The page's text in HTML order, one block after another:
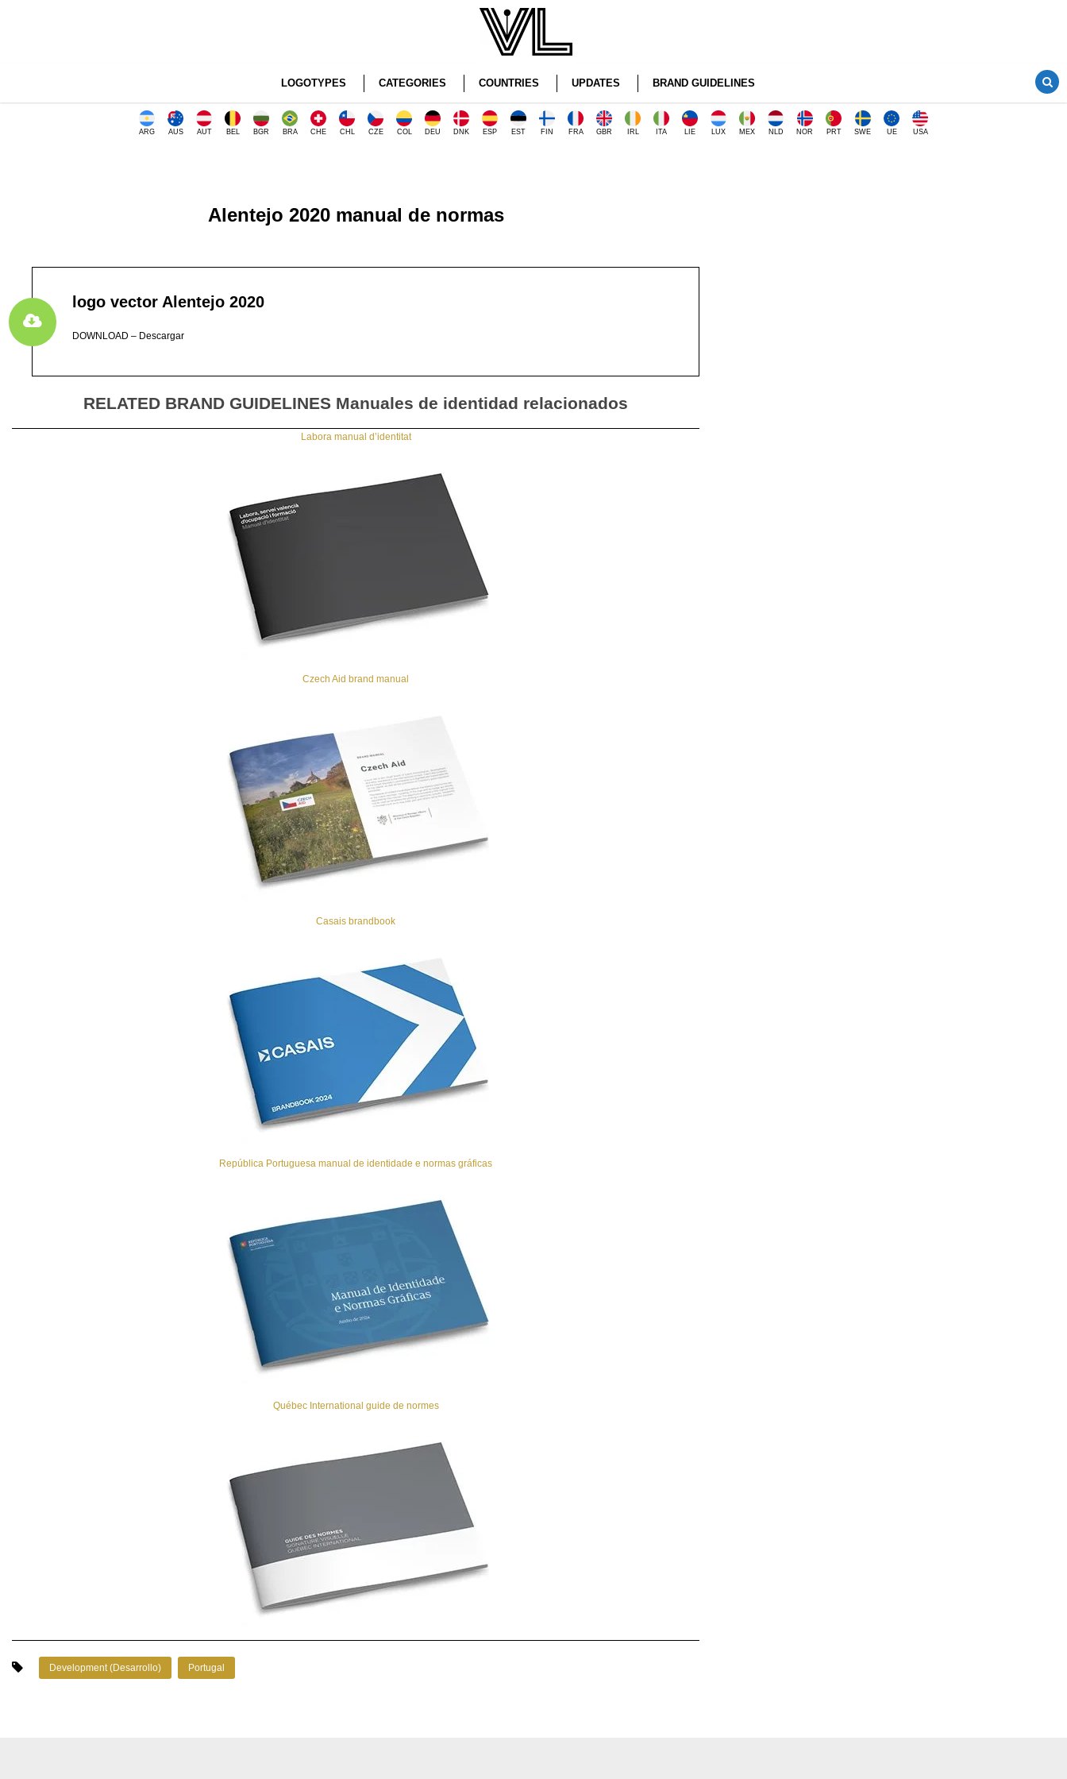
LOGOTYPES CATEGORIES COUNTRIES UPDATES BRAND GUIDELINES
ARG AUS AUT BEL BGR BRA CHE CHL CZE COL DEU DNK ESP EST FIN FRA GBR IRL ITA LIE LUX MEX NLD NOR PRT SWE UE USA
Alentejo 2020 manual de normas
logo vector Alentejo 2020
DOWNLOAD – Descargar
RELATED BRAND GUIDELINES Manuales de identidad relacionados
Labora manual d’identitat
Czech Aid brand manual
Casais brandbook
República Portuguesa manual de identidade e normas gráficas
Québec International guide de normes
Development (Desarrollo) Portugal